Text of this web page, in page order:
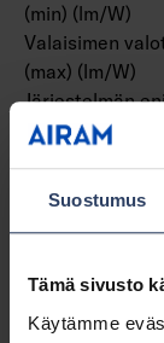
Suostumus
Tämä sivusto
Käytämme
(min) (lm/W)
Valaisimen
(max) (lm/W)
Järjestelmän
(W)
(lm/W)
(THD) (%)
(THD)